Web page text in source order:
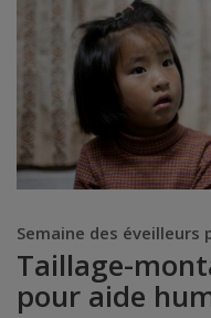
Semaine des éveilleurs
Taillage-
pour aide